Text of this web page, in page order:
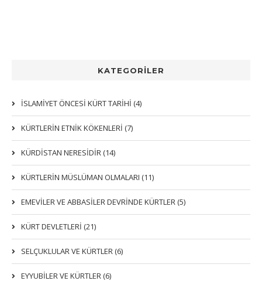
KATEGORİLER
İSLAMİYET ÖNCESİ KÜRT TARİHİ (4)
KÜRTLERIN ETNIK KÖKENLERI (7)
KÜRDİSTAN NERESİDİR (14)
KÜRTLERİN MÜSLÜMAN OLMALARI (11)
EMEVİLER VE ABBASİLER DEVRİNDE KÜRTLER (5)
KÜRT DEVLETLERİ (21)
SELÇUKLULAR VE KÜRTLER (6)
EYYUBİLER VE KÜRTLER (6)